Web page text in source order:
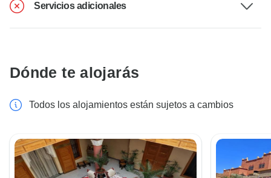
Servicios adicionales
Dónde te alojarás
Todos los alojamientos están sujetos a cambios